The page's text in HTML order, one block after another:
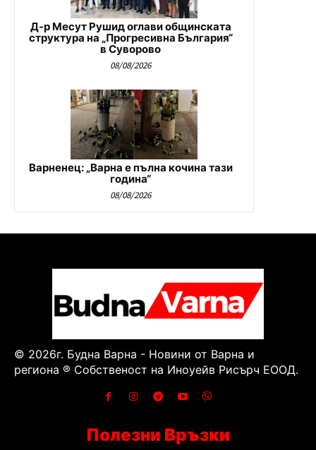
Д-р Месут Рушид оглави общинската
структура на „Прогресивна България“
в Суворово
08/08/2026
Варненец: „Варна е пълна кочина тази
година“
08/08/2026
© 2026г. Будна Варна - Новини от Варна и
региона ® Собственост на Иноуейв Рисърч ЕООД.
Полезни Връзки